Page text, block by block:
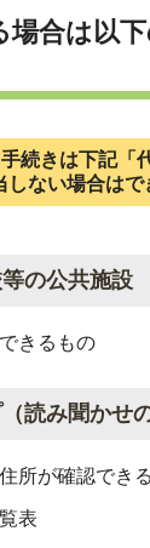
場合は以
続きは下記「
しない場合はで
の公共施設
きるもの
読み聞かせ
所が確認でき
表